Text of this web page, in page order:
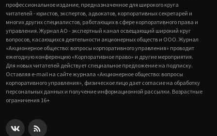
профессиональное издание, предназначенное для широкого круга
читателей - юристов, экспертов, адвокатов, корпоративных секретарей и
многих других специалистов, работающих в сфере корпоративного права и
управления. Журнал АО - экспертный канал освещающий широкий круг
вопросов, касающихся деятельности акционерных обществ и ООО. Журнал
«Акционерное общество: вопросы корпоративного управления» проводит
ежегодную конференцию «Корпоративное право» и другие мероприятия.
Для новых читателей действует специальное предложение на подписку.
Оставляя e-mail на сайте журнала «Акционерное общество: вопросы
корпоративного управления», физическое лицо дает согласие на обработку
персональных данных и получение информационной рассылки. Возрастные
ограничения 16+